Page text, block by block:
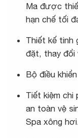
Ma được
hạn chế tối
Thiết kế tinh
đặt, thay đổi
Bộ điều
Tiết kiệm chi
an toàn vệ
Spa xông